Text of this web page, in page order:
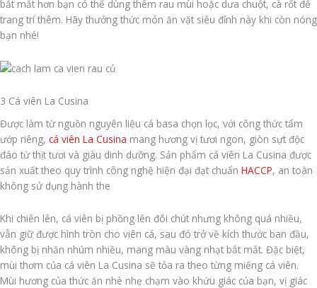
bắt mắt hơn bạn có thể dùng thêm rau mùi hoặc dưa chuột, cà rốt để
trang trí thêm. Hãy thưởng thức món ăn vặt siêu đỉnh này khi còn nóng
bạn nhé!
3 Cá viên La Cusina
Được làm từ nguồn nguyên liệu cá basa chọn lọc, với công thức tẩm
ướp riêng, cá viên La Cusina mang hương vị tươi ngon, giòn sựt độc
đáo từ thịt tươi và giàu dinh dưỡng. Sản phẩm cá viên La Cusina được
sản xuất theo quy trình công nghệ hiện đại đạt chuẩn HACCP, an toàn
không sử dụng hành the
Khi chiên lên, cá viên bị phồng lên đôi chút nhưng không quá nhiều,
vẫn giữ được hình tròn cho viên cá, sau đó trở về kích thước ban đầu,
không bị nhăn nhúm nhiều, mang màu vàng nhạt bắt mắt. Đặc biệt,
mùi thơm của cá viên La Cusina sẽ tỏa ra theo từng miếng cá viên.
Mùi hương của thức ăn nhè nhẹ chạm vào khứu giác của bạn, vị giác